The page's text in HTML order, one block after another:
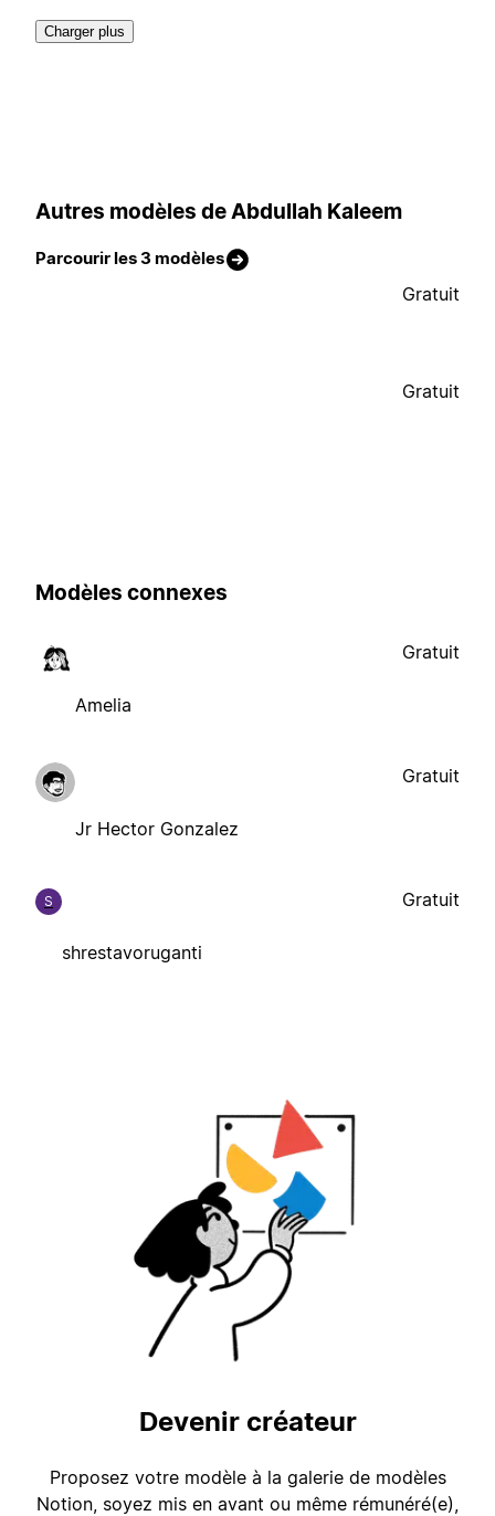
Charger plus
Autres modèles de Abdullah Kaleem
Parcourir les 3 modèles
Gratuit
Gratuit
Modèles connexes
Amelia
Gratuit
Jr Hector Gonzalez
Gratuit
S
shrestavoruganti
Gratuit
Devenir créateur
Proposez votre modèle à la galerie de modèles
Notion, soyez mis en avant ou même rémunéré(e),